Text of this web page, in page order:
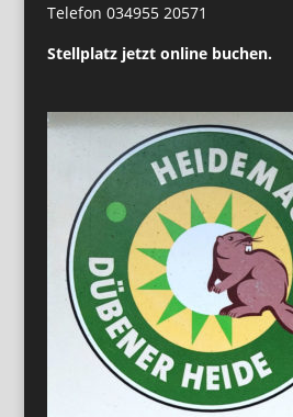
Telefon 034955 20571
Stellplatz jetzt online buchen.